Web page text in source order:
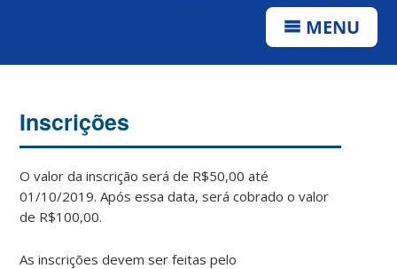
MENU
Inscrições
O valor da inscrição será de R$50,00 até
01/10/2019. Após essa data, será cobrado o valor
de R$100,00.
As inscrições devem ser feitas pelo